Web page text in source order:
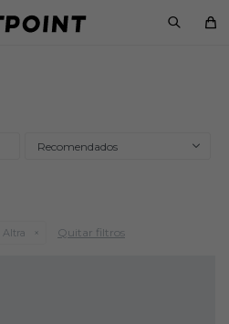
Recomendados
Altra Quitar filtros